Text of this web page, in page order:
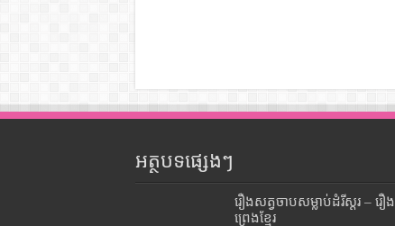
អត្ថបទផ្សេងៗ
រឿងសត្វចាបសម្លាប់ដំរីស្តរ – រឿង
ព្រេងខ្មែរ